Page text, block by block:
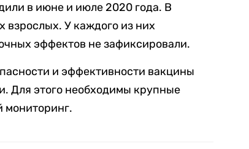
в июне и июле 2020 года. В
взрослых. У каждого из них
эффектов не зафиксировали.
и эффективности вакцины
Для этого необходимы крупные
мониторинг.